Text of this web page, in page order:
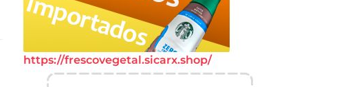
https://frescovegetal.sicarx.shop/